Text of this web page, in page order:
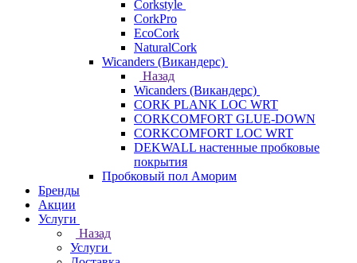
Corkstyle
CorkPro
EcoCork
NaturalCork
Wicanders (Викандерс)
Назад
Wicanders (Викандерс)
CORK PLANK LOC WRT
CORKCOMFORT GLUE-DOWN
CORKCOMFORT LOC WRT
DEKWALL настенные пробковые
покрытия
Пробковый пол Аморим
Бренды
Акции
Услуги
Назад
Услуги